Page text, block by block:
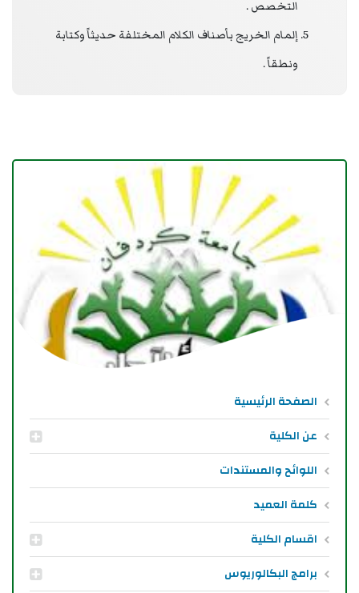
الصفحة الرئيسية
عن الكلية
اللوائح والمستندات
كلمة العميد
اقسام الكلية
برامج البكالوريوس
التخصص .
إلمام الخريج بأصناف الكلام المختلفة حديثاً وكتابة
ونطقاً .